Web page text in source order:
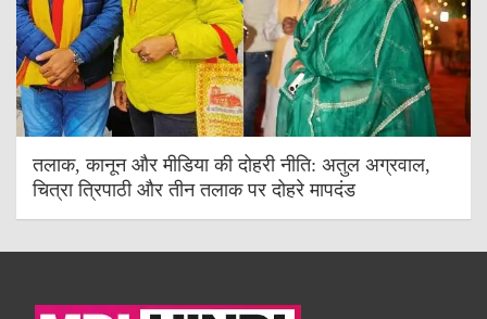
तलाक, कानून और मीडिया की दोहरी नीति: अतुल अग्रवाल,
चित्रा त्रिपाठी और तीन तलाक पर दोहरे मापदंड